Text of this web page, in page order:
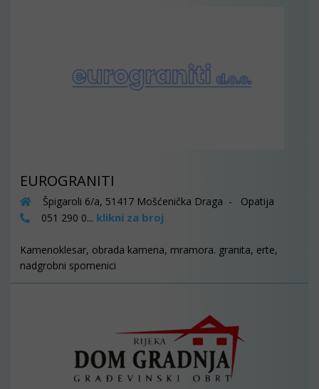
EUROGRANITI
Špigaroli 6/a, 51417 Mošćenička Draga - Opatija
051 290 0... klikni za broj
Kamenoklesar, obrada kamena, mramora. granita, erte,
nadgrobni spomenici